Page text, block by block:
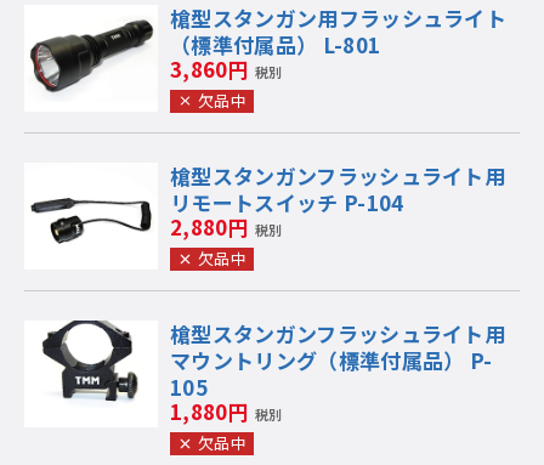
槍型スタンガン用フラッシュライト
（標準付属品） L-801
3,860円 税別
欠品中
槍型スタンガンフラッシュライト用
リモートスイッチ P-104
2,880円 税別
欠品中
槍型スタンガンフラッシュライト用
マウントリング（標準付属品） P-
105
1,880円 税別
欠品中